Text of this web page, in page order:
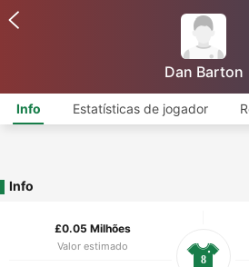
Dan Barton
Info Estatísticas de jogador
Info
£0.05 Milhões
Valor estimado
8